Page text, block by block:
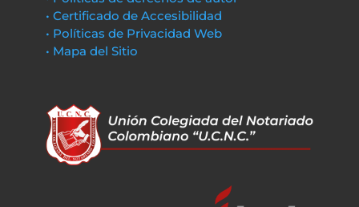
• Certificado de Accesibilidad
• Políticas de Privacidad Web
• Mapa del Sitio